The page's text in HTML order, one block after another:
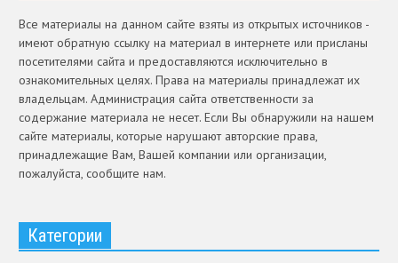
Все материалы на данном сайте взяты из открытых источников -
имеют обратную ссылку на материал в интернете или присланы
посетителями сайта и предоставляются исключительно в
ознакомительных целях. Права на материалы принадлежат их
владельцам. Администрация сайта ответственности за
содержание материала не несет. Если Вы обнаружили на нашем
сайте материалы, которые нарушают авторские права,
принадлежащие Вам, Вашей компании или организации,
пожалуйста, сообщите нам.
Категории